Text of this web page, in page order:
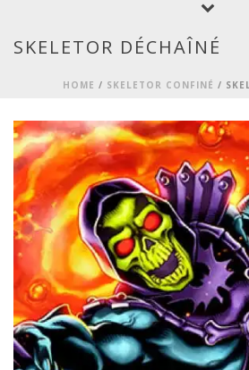
SKELETOR DÉCHAÎNÉ
HOME / SKELETOR CONFINÉ /